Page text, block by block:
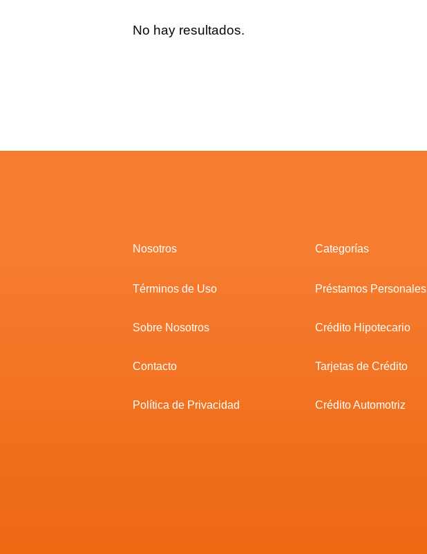
No hay resultados.
Nosotros
Términos de Uso
Sobre Nosotros
Contacto
Política de Privacidad
Categorías
Préstamos Personales
Crédito Hipotecario
Tarjetas de Crédito
Crédito Automotriz